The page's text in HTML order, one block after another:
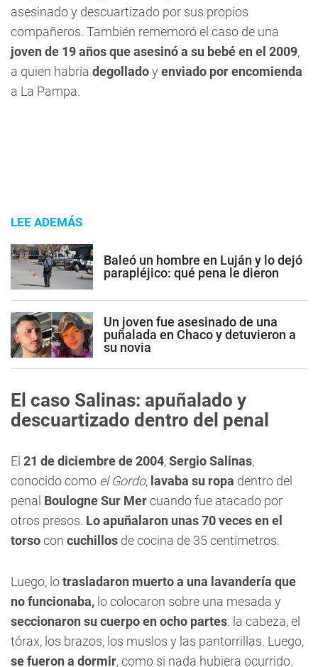
asesinado y descuartizado por sus propios
compañeros. También rememoró el caso de una
joven de 19 años que asesinó a su bebé en el 2009,
a quien habría degolladoy enviado por encomienda
a La Pampa.
LEE ADEMÁS
Baleó un hombre en Luján y lo dejó
parapléjico: qué pena le dieron
Un joven fue asesinado de una
puñalada en Chaco y detuvieron a
su novia
El caso Salinas: apuñalado y
descuartizado dentro del penal
El 21 de diciembre de 2004,Sergio Salinas,
conocido como el Gordo, lavaba su ropa dentro del
penal Boulogne Sur Mercuando fue atacado por
otros presos. Lo apuñalaron unas 70 veces en el
torsocon cuchillos de cocina de 35 centímetros.
Luego, lotrasladaron muerto a una lavandería que
no funcionaba, lo colocaron sobre una mesada y
seccionaron su cuerpo en ocho partes: la cabeza, el
tórax, los brazos, los muslos y las pantorrillas. Luego,
se fueron a dormir, como si nada hubiera ocurrido.